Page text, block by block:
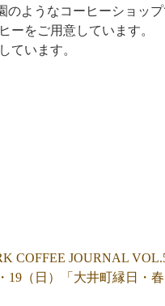
のようなコーヒーショップ
ーをご用意しています。
ています。
COFFEE JOURNAL
19（日）「大井町縁日・